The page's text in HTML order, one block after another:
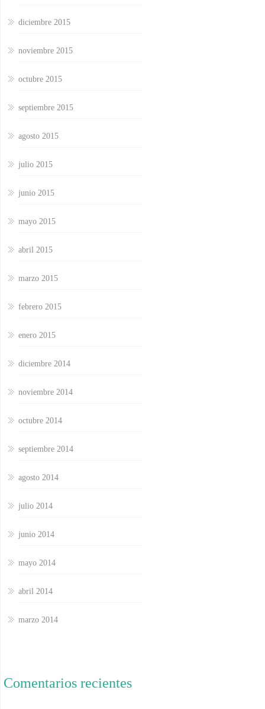
diciembre 2015
noviembre 2015
octubre 2015
septiembre 2015
agosto 2015
julio 2015
junio 2015
mayo 2015
abril 2015
marzo 2015
febrero 2015
enero 2015
diciembre 2014
noviembre 2014
octubre 2014
septiembre 2014
agosto 2014
julio 2014
junio 2014
mayo 2014
abril 2014
marzo 2014
Comentarios recientes